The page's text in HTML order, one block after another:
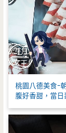
桃園八德美食-
腹好香甜，當日